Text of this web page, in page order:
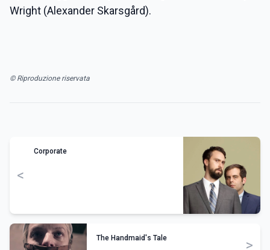
Wright (Alexander Skarsgård).
© Riproduzione riservata
<
Corporate
The Handmaid's Tale >